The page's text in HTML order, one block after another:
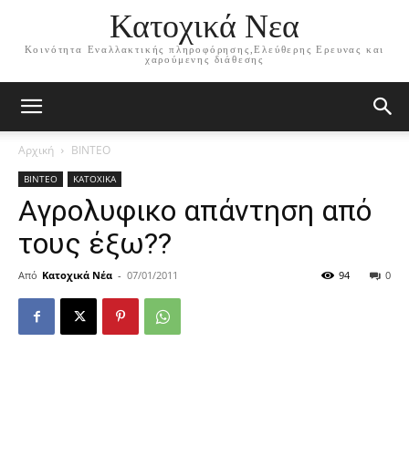
Κατοχικά Νεα
Κοινότητα Εναλλακτικής πληροφόρησης,Ελεύθερης Ερευνας και
χαρούμενης διάθεσης
Αρχική ΒΙΝΤΕΟ
ΒΙΝΤΕΟ ΚΑΤΟΧΙΚΑ
Αγρολυφικο απάντηση από
τους έξω??
Από Κατοχικά Νέα - 07/01/2011 0
94